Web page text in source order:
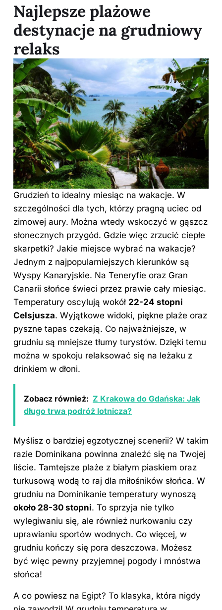
Najlepsze plażowe
destynacje na grudniowy
relaks
Grudzień to idealny miesiąc na wakacje. W
szczególności dla tych, którzy pragną uciec od
zimowej aury. Można wtedy wskoczyć w gąszcz
słonecznych przygód. Gdzie więc zrzucić ciepłe
skarpetki? Jakie miejsce wybrać na wakacje?
Jednym z najpopularniejszych kierunków są
Wyspy Kanaryjskie. Na Teneryfie oraz Gran
Canarii słońce świeci przez prawie cały miesiąc.
Temperatury oscylują wokół 22-24 stopni
Celsjusza. Wyjątkowe widoki, piękne plaże oraz
pyszne tapas czekają. Co najważniejsze, w
grudniu są mniejsze tłumy turystów. Dzięki temu
można w spokoju relaksować się na leżaku z
drinkiem w dłoni.
Zobacz również: Z Krakowa do Gdańska: Jak
długo trwa podróż lotnicza?
Myślisz o bardziej egzotycznej scenerii? W takim
razie Dominikana powinna znaleźć się na Twojej
liście. Tamtejsze plaże z białym piaskiem oraz
turkusową wodą to raj dla miłośników słońca. W
grudniu na Dominikanie temperatury wynoszą
około 28-30 stopni. To sprzyja nie tylko
wylegiwaniu się, ale również nurkowaniu czy
uprawianiu sportów wodnych. Co więcej, w
grudniu kończy się pora deszczowa. Możesz
być więc pewny przyjemnej pogody i mnóstwa
słońca!
A co powiesz na Egipt? To klasyka, która nigdy